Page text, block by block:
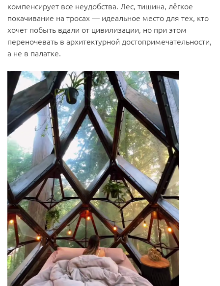
компенсирует все неудобства. Лес, тишина, лёгкое
покачивание на тросах — идеальное место для тех, кто
хочет побыть вдали от цивилизации, но при этом
переночевать в архитектурной достопримечательности,
а не в палатке.